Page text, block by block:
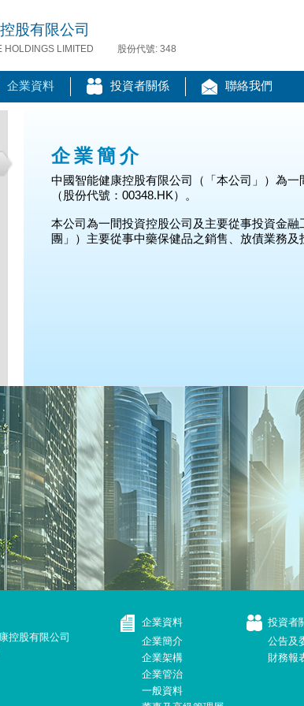
股有限公司
HOLDINGS LIMITED 股份代號: 348
企業資料 投資者關係 聯絡我們
企業簡介
中國智能健康控股有限公司（「本公司」）為
（股份代號：00348.HK）。
本公司為一間投資控股公司及主要從事投資金
團」）主要從事中藥保健品之銷售、放債業務及
控股有限公司
企業資料
企業簡介
企業架構
企業管治
一般資料
投資者
公告及
財務報